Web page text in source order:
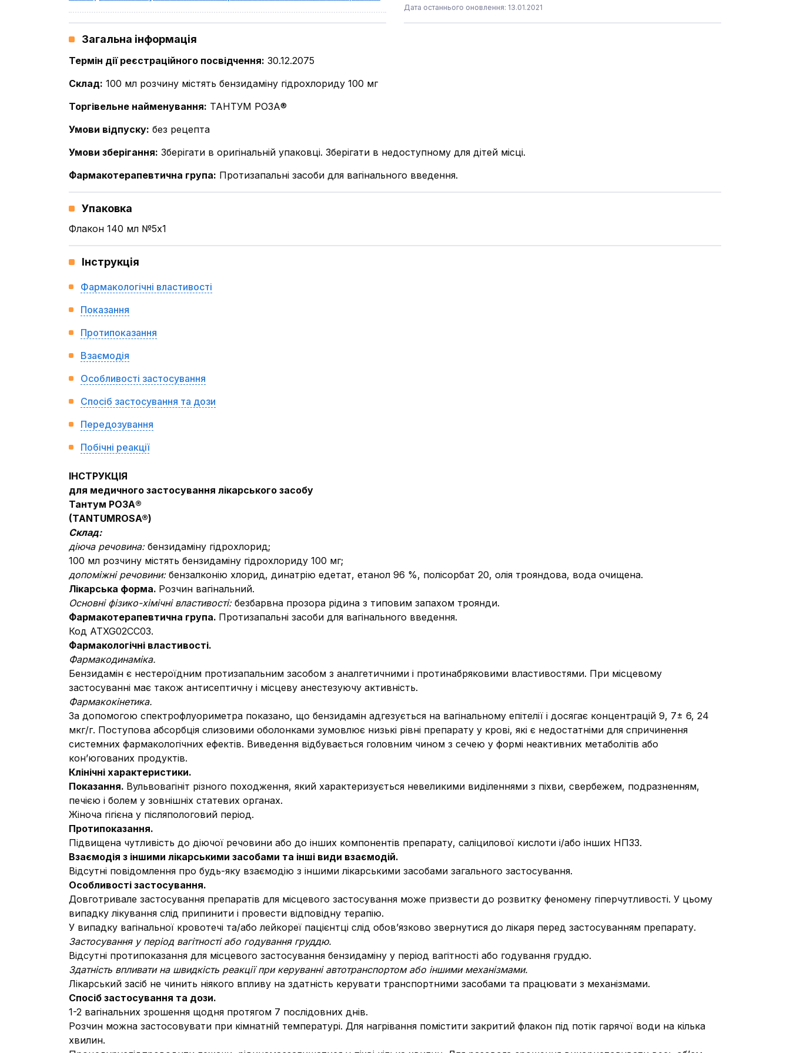
Дата останнього оновлення: 13.01.2021
Загальна інформація
Термін дії реєстраційного посвідчення: 30.12.2075
Склад: 100 мл розчину містять бензидаміну гідрохлориду 100 мг
Торгівельне найменування: ТАНТУМ РОЗА®
Умови відпуску: без рецепта
Умови зберігання: Зберігати в оригінальній упаковці. Зберігати в недоступному для дітей місці.
Фармакотерапевтична група: Протизапальні засоби для вагінального введення.
Упаковка
Флакон 140 мл №5x1
Інструкція
Фармакологічні властивості
Показання
Протипоказання
Взаємодія
Особливості застосування
Спосіб застосування та дози
Передозування
Побічні реакції
ІНСТРУКЦІЯ
для медичного застосування лікарського засобу
Тантум РОЗА®
(TANTUMROSA®)
Склад:
діюча речовина: бензидаміну гідрохлорид;
100 мл розчину містять бензидаміну гідрохлориду 100 мг;
допоміжні речовини: бензалконію хлорид, динатрію едетат, етанол 96 %, полісорбат 20, олія трояндова, вода очищена.
Лікарська форма. Розчин вагінальний.
Основні фізико-хімічні властивості: безбарвна прозора рідина з типовим запахом троянди.
Фармакотерапевтична група. Протизапальні засоби для вагінального введення.
Код АТXG02CC03.
Фармакологічні властивості.
Фармакодинаміка.
Бензидамін є нестероїдним протизапальним засобом з аналгетичними і протинабряковими властивостями. При місцевому
застосуванні має також антисептичну і місцеву анестезуючу активність.
Фармакокінетика.
За допомогою спектрофлуориметра показано, що бензидамін адгезується на вагінальному епітелії і досягає концентрацій 9, 7± 6, 24
мкг/г. Поступова абсорбція слизовими оболонками зумовлює низькі рівні препарату у крові, які є недостатніми для спричинення
системних фармакологічних ефектів. Виведення відбувається головним чином з сечею у формі неактивних метаболітів або
кон’югованих продуктів.
Клінічні характеристики.
Показання. Вульвовагініт різного походження, який характеризується невеликими виділеннями з піхви, свербежем, подразненням,
печією і болем у зовнішніх статевих органах.
Жіноча гігієна у післяпологовий період.
Протипоказання.
Підвищена чутливість до діючої речовини або до інших компонентів препарату, саліцилової кислоти і/або інших НПЗЗ.
Взаємодія з іншими лікарськими засобами та інші види взаємодій.
Відсутні повідомлення про будь-яку взаємодію з іншими лікарськими засобами загального застосування.
Особливості застосування.
Довготривале застосування препаратів для місцевого застосування може призвести до розвитку феномену гіперчутливості. У цьому
випадку лікування слід припинити і провести відповідну терапію.
У випадку вагінальної кровотечі та/або лейкореї пацієнтці слід обов’язково звернутися до лікаря перед застосуванням препарату.
Застосування у період вагітності або годування груддю.
Відсутні протипоказання для місцевого застосування бензидаміну у період вагітності або годування груддю.
Здатність впливати на швидкість реакції при керуванні автотранспортом або іншими механізмами.
Лікарський засіб не чинить ніякого впливу на здатність керувати транспортними засобами та працювати з механізмами.
Спосіб застосування та дози.
1-2 вагінальних зрошення щодня протягом 7 послідовних днів.
Розчин можна застосовувати при кімнатній температурі. Для нагрівання помістити закритий флакон під потік гарячої води на кілька
хвилин.